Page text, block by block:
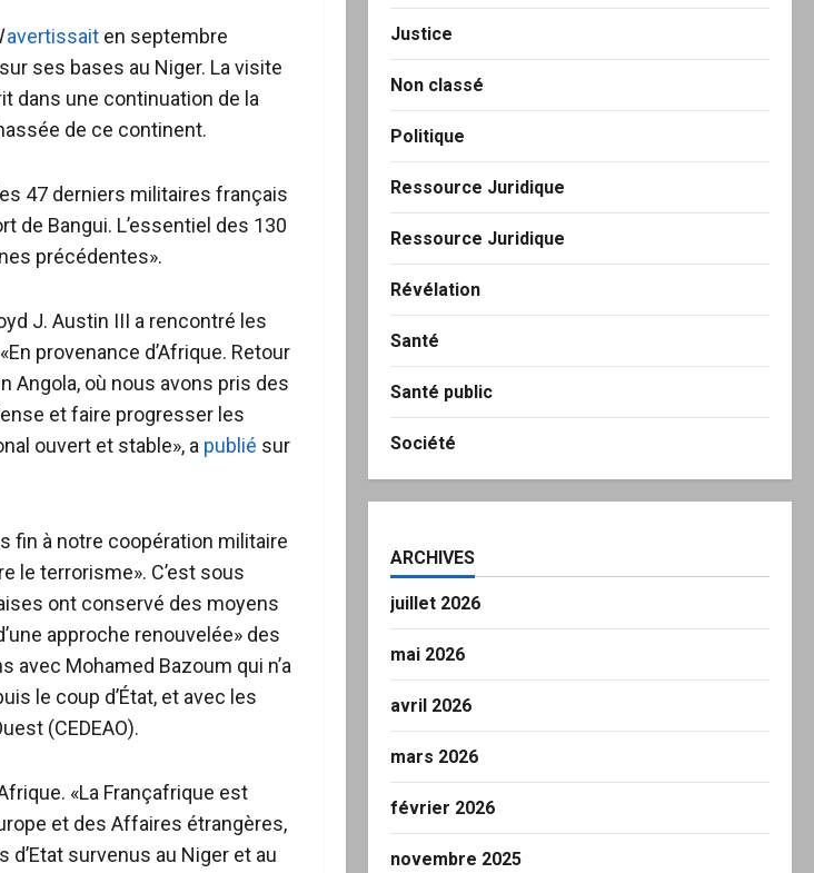
avertissait en septembre
ses bases au Niger. La visite
dans une continuation de la
de ce continent.
47 derniers militaires français
de Bangui. L’essentiel des 130
précédentes».
J. Austin III a rencontré les
provenance d’Afrique. Retour
Angola, où nous avons pris des
et faire progresser les
ouvert et stable», a publié sur
fin à notre coopération militaire
le terrorisme». C’est sous
ont conservé des moyens
approche renouvelée» des
avec Mohamed Bazoum qui n’a
le coup d’État, et avec les
(CEDEAO).
«La Françafrique est
et des Affaires étrangères,
survenus au Niger et au
Justice
Non classé
Politique
Ressource Juridique
Ressource Juridique
Révélation
Santé
Santé public
Société
ARCHIVES
juillet 2026
mai 2026
avril 2026
mars 2026
février 2026
novembre 2025